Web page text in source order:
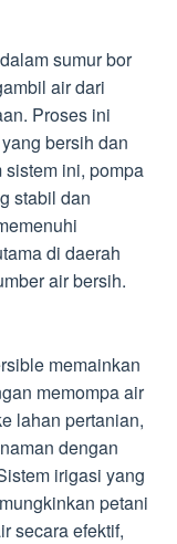
sumur bor
air dari
Proses ini
bersih dan
ini, pompa
stabil dan
di daerah
air bersih.
memainkan
memompa air
lahan pertanian,
dengan
irigasi yang
petani
secara efektif,